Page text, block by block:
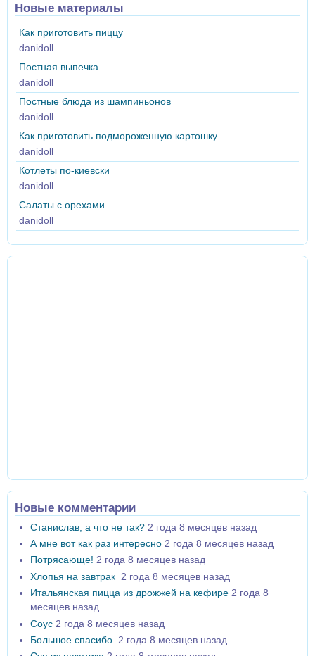
Новые материалы
Как приготовить пиццу
danidoll
Постная выпечка
danidoll
Постные блюда из шампиньонов
danidoll
Как приготовить подмороженную картошку
danidoll
Котлеты по-киевски
danidoll
Салаты с орехами
danidoll
Новые комментарии
Станислав, а что не так? 2 года 8 месяцев назад
А мне вот как раз интересно 2 года 8 месяцев назад
Потрясающе! 2 года 8 месяцев назад
Хлопья на завтрак 2 года 8 месяцев назад
Итальянская пицца из дрожжей на кефире 2 года 8
месяцев назад
Соус 2 года 8 месяцев назад
Большое спасибо 2 года 8 месяцев назад